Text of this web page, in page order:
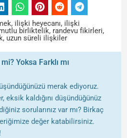
, ilişki heyecanı, ilişki
birliktelik, randevu fikirleri,
, uzun süreli ilişkiler
Yoksa Farklı mı
merak ediyoruz.
eksik kaldığını düşündüğünüz
sorularınız var mı? Birkaç
değer katabilirsiniz.